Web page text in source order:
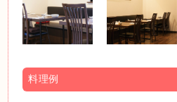
料理例